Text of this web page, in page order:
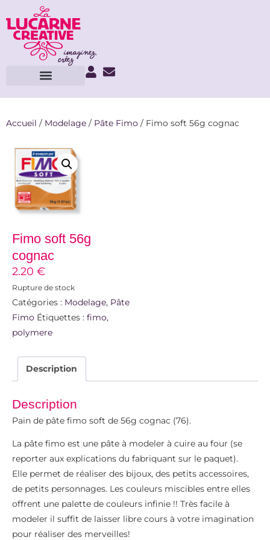
Accueil / Modelage / Pâte Fimo / Fimo soft 56g cognac
Fimo soft 56g
cognac
2.20 €
Rupture de stock
Catégories : Modelage, Pâte
Fimo Étiquettes : fimo,
polymere
Description
Description
Pain de pâte fimo soft de 56g cognac (76).
La pâte fimo est une pâte à modeler à cuire au four (se
reporter aux explications du fabriquant sur le paquet).
Elle permet de réaliser des bijoux, des petits accessoires,
de petits personnages. Les couleurs miscibles entre elles
offrent une palette de couleurs infinie !! Très facile à
modeler il suffit de laisser libre cours à votre imagination
pour réaliser des merveilles!